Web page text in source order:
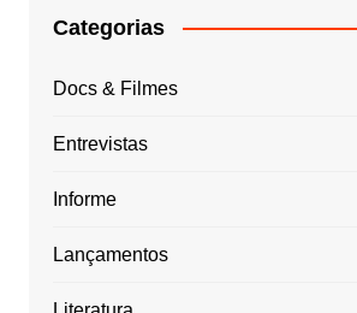
Categorias
Docs & Filmes
Entrevistas
Informe
Lançamentos